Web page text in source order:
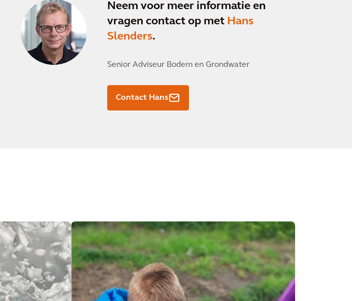
Neem voor meer informatie en
vragen contact op met Hans
Slenders.
Senior Adviseur Bodem en Grondwater
Contact Hans